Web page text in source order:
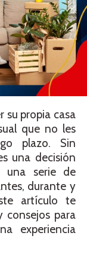
su propia casa
que no les
plazo. Sin
una decisión
una serie de
durante y
artículo te
consejos para
experiencia